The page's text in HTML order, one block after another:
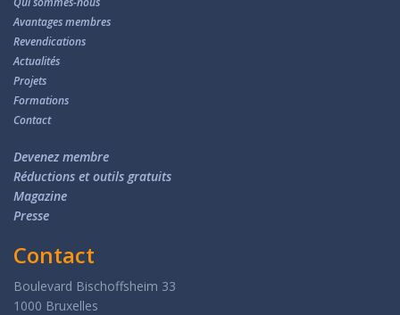
Avantages membres
Revendications
Actualités
Projets
Formations
Contact
Devenez membre
Réductions et outils gratuits
Magazine
Presse
Contact
Boulevard Bischoffsheim 33
1000 Bruxelles